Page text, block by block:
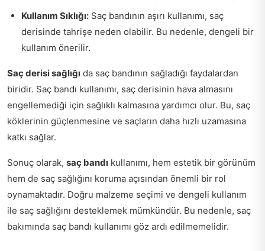
Kullanım Sıklığı: Saç bandının aşırı kullanımı, saç
derisinde tahrişe neden olabilir. Bu nedenle, dengeli bir
kullanım önerilir.
Saç derisi sağlığı da saç bandının sağladığı faydalardan
biridir. Saç bandı kullanımı, saç derisinin hava almasını
engellemediği için sağlıklı kalmasına yardımcı olur. Bu, saç
köklerinin güçlenmesine ve saçların daha hızlı uzamasına
katkı sağlar.
Sonuç olarak, saç bandı kullanımı, hem estetik bir görünüm
hem de saç sağlığını koruma açısından önemli bir rol
oynamaktadır. Doğru malzeme seçimi ve dengeli kullanım
ile saç sağlığını desteklemek mümkündür. Bu nedenle, saç
bakımında saç bandı kullanımı göz ardı edilmemelidir.